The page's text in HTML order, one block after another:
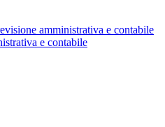
amministrativa e contabile
e contabile